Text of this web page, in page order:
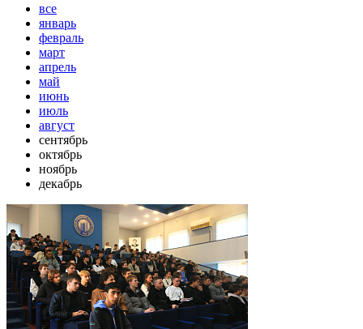
все
январь
февраль
март
апрель
май
июнь
июль
август
сентябрь
октябрь
ноябрь
декабрь